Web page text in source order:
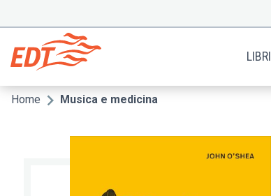
contenuto
principale
Menu
secondario
LIBRI
Briciole
Home Musica e medicina